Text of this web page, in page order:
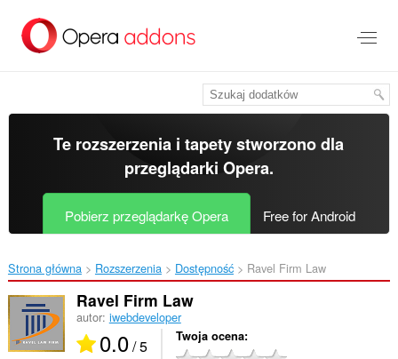
treści
Te rozszerzenia i tapety stworzono dla
przeglądarki Opera.
Pobierz przeglądarkę Opera Free for Android
Strona główna Rozszerzenia Dostępność Ravel Firm Law‎
Ravel Firm Law
autor: iwebdeveloper
0.0/ 5 Twoja ocena